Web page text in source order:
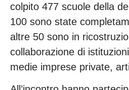
colpito 477 scuole della
100 sono state
altre 50 sono in
collaborazione di
medie imprese private,